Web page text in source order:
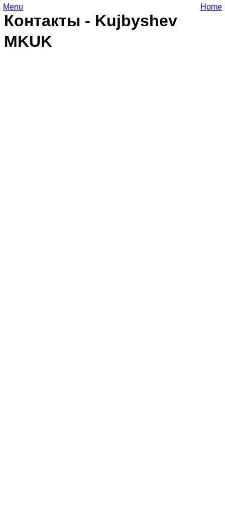
Контакты - Kujbyshev
MKUK
Menu Home